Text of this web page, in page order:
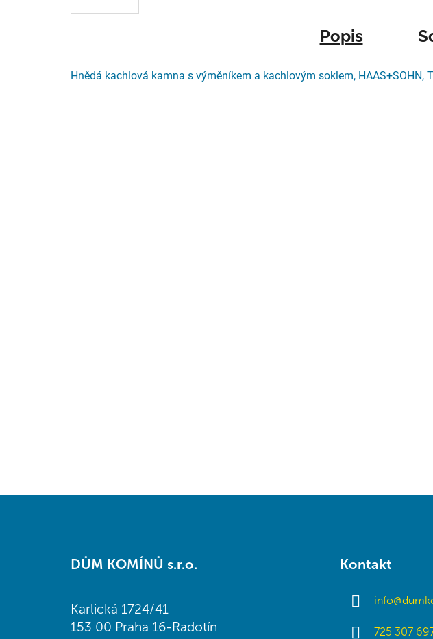
Popis
Hnědá kachlová kamna s výměníkem a kachlovým soklem, HAAS+SOHN,
DŮM KOMÍNŮ s.r.o.
Karlická 1724/41
153 00 Praha 16-Radotín
Kontakt
info@
725 307